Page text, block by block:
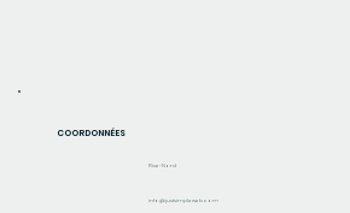
COORDONNÉES
Rive-Nord
info@justsimpleweb.com